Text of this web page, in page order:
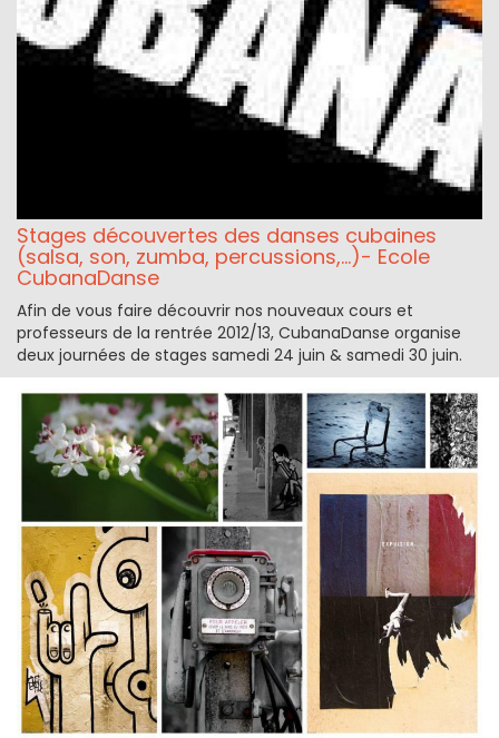
Stages découvertes des danses cubaines
(salsa, son, zumba, percussions,...)- Ecole
CubanaDanse
Afin de vous faire découvrir nos nouveaux cours et
professeurs de la rentrée 2012/13, CubanaDanse organise
deux journées de stages samedi 24 juin & samedi 30 juin.